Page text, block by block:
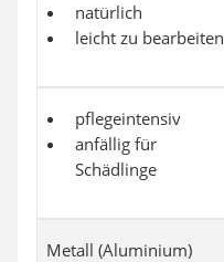
natürlich
leicht zu bearbeiten
pflegeintensiv
anfällig für
Schädlinge
Metall (Aluminium)